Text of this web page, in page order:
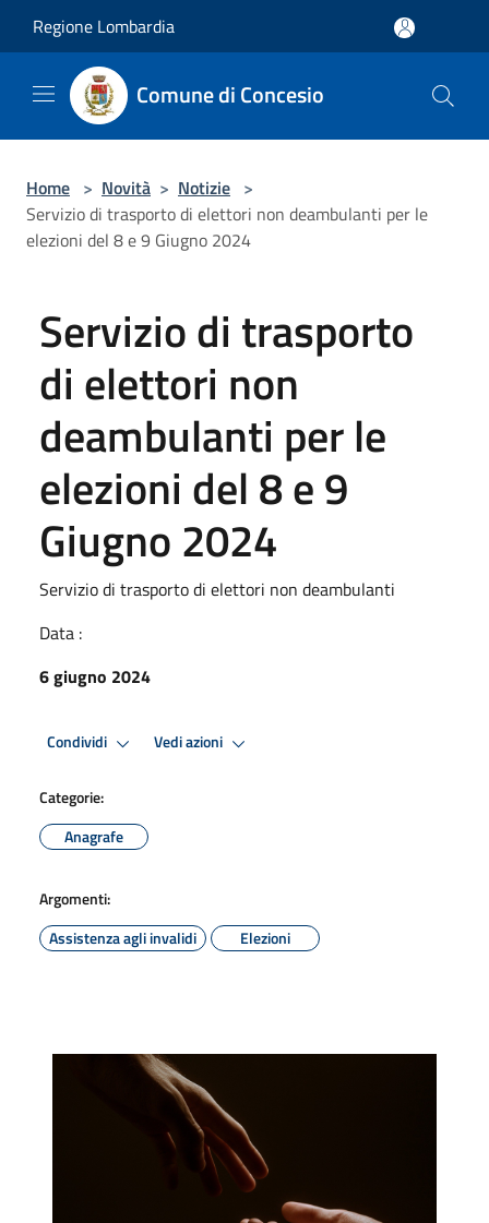
Regione Lombardia
Comune di Concesio
Home > Novità > Notizie >
Servizio di trasporto di elettori non deambulanti per le
elezioni del 8 e 9 Giugno 2024
Servizio di trasporto
di elettori non
deambulanti per le
elezioni del 8 e 9
Giugno 2024
Servizio di trasporto di elettori non deambulanti
Data :
6 giugno 2024
Condividi Vedi azioni
Categorie:
Anagrafe
Argomenti:
Assistenza agli invalidi
Elezioni